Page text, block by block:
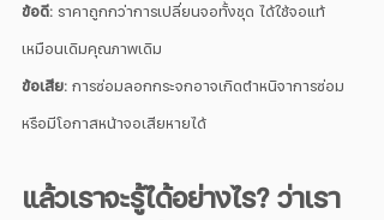
ข้อดี: ราคาถูกกว่าการเปลี่ยนจอทั้งชุด ได้ใช้จอแท้
เหมือนเดิมคุณภาพเดิม
ข้อเสีย: การซ่อมลอกกระจกอาจเกิดตำหนิจาการซ่อม
หรือมีโอกาสหน้าจอเสียหายได้
แล้วเราจะรู้ได้อย่างไร? ว่าเรา